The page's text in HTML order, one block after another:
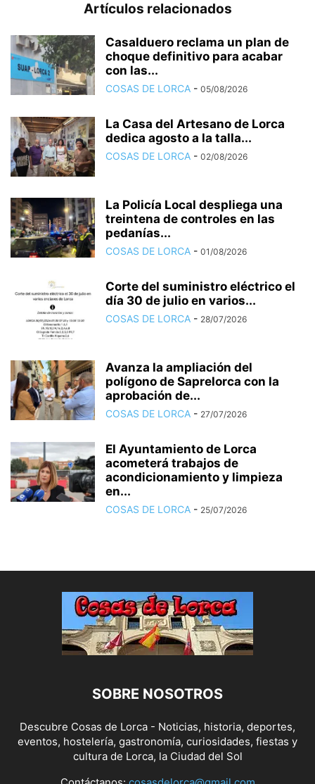
Artículos relacionados
Casalduero reclama un plan de
choque definitivo para acabar
con las...
COSAS DE LORCA - 05/08/2026
La Casa del Artesano de Lorca
dedica agosto a la talla...
COSAS DE LORCA - 02/08/2026
La Policía Local despliega una
treintena de controles en las
pedanías...
COSAS DE LORCA - 01/08/2026
Corte del suministro eléctrico el
día 30 de julio en varios...
COSAS DE LORCA - 28/07/2026
Avanza la ampliación del
polígono de Saprelorca con la
aprobación de...
COSAS DE LORCA - 27/07/2026
El Ayuntamiento de Lorca
acometerá trabajos de
acondicionamiento y limpieza
en...
COSAS DE LORCA - 25/07/2026
SOBRE NOSOTROS
Descubre Cosas de Lorca - Noticias, historia, deportes,
eventos, hostelería, gastronomía, curiosidades, fiestas y
cultura de Lorca, la Ciudad del Sol